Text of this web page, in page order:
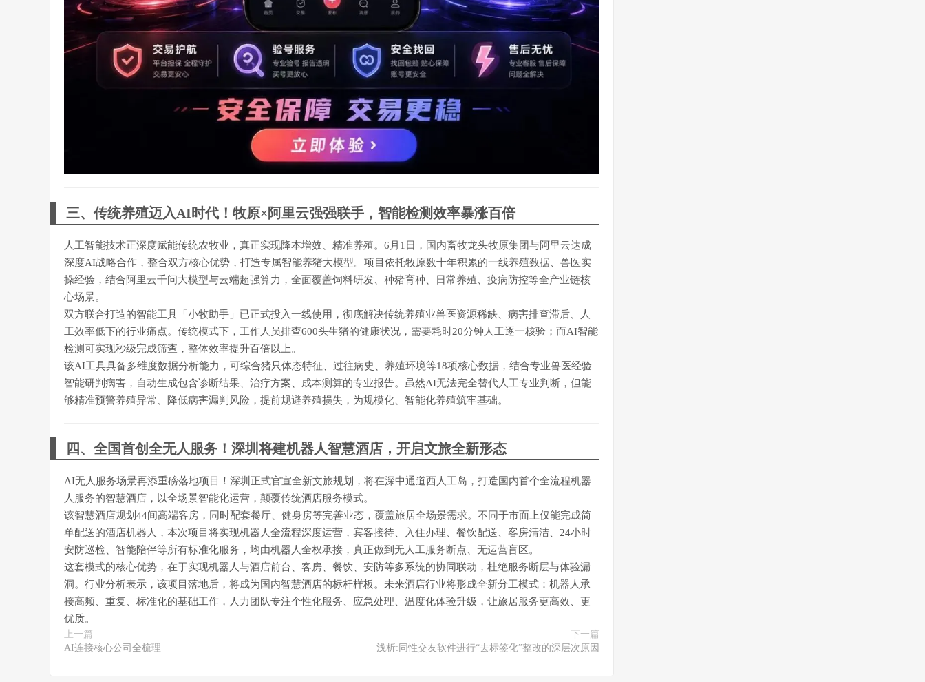
三、传统养殖迈入AI时代！牧原×阿里云强强联手，智能检测效率暴涨百倍
人工智能技术正深度赋能传统农牧业，真正实现降本增效、精准养殖。6月1日，国内畜牧龙头牧原集团与阿里云达成
深度AI战略合作，整合双方核心优势，打造专属智能养猪大模型。项目依托牧原数十年积累的一线养殖数据、兽医实
操经验，结合阿里云千问大模型与云端超强算力，全面覆盖饲料研发、种猪育种、日常养殖、疫病防控等全产业链核
心场景。
双方联合打造的智能工具「小牧助手」已正式投入一线使用，彻底解决传统养殖业兽医资源稀缺、病害排查滞后、人
工效率低下的行业痛点。传统模式下，工作人员排查600头生猪的健康状况，需要耗时20分钟人工逐一核验；而AI智能
检测可实现秒级完成筛查，整体效率提升百倍以上。
该AI工具具备多维度数据分析能力，可综合猪只体态特征、过往病史、养殖环境等18项核心数据，结合专业兽医经验
智能研判病害，自动生成包含诊断结果、治疗方案、成本测算的专业报告。虽然AI无法完全替代人工专业判断，但能
够精准预警养殖异常、降低病害漏判风险，提前规避养殖损失，为规模化、智能化养殖筑牢基础。
四、全国首创全无人服务！深圳将建机器人智慧酒店，开启文旅全新形态
AI无人服务场景再添重磅落地项目！深圳正式官宣全新文旅规划，将在深中通道西人工岛，打造国内首个全流程机器
人服务的智慧酒店，以全场景智能化运营，颠覆传统酒店服务模式。
该智慧酒店规划44间高端客房，同时配套餐厅、健身房等完善业态，覆盖旅居全场景需求。不同于市面上仅能完成简
单配送的酒店机器人，本次项目将实现机器人全流程深度运营，宾客接待、入住办理、餐饮配送、客房清洁、24小时
安防巡检、智能陪伴等所有标准化服务，均由机器人全权承接，真正做到无人工服务断点、无运营盲区。
这套模式的核心优势，在于实现机器人与酒店前台、客房、餐饮、安防等多系统的协同联动，杜绝服务断层与体验漏
洞。行业分析表示，该项目落地后，将成为国内智慧酒店的标杆样板。未来酒店行业将形成全新分工模式：机器人承
接高频、重复、标准化的基础工作，人力团队专注个性化服务、应急处理、温度化体验升级，让旅居服务更高效、更
优质。
上一篇
AI连接核心公司全梳理
下一篇
浅析:同性交友软件进行“去标签化”整改的深层次原因